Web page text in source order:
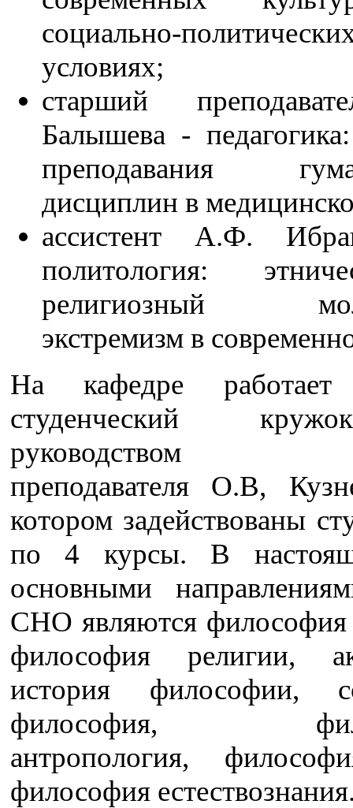
социально-
условиях;
старший
Балышева -
преподавания
дисциплин в
ассистент А.Ф.
политология:
религиозный
экстремизм в
На кафедре работает
студенческий
руководством
преподавателя О.В,
котором задействованы
по 4 курсы. В
основными
СНО являются философия
философия религии,
история философии,
философия,
антропология,
философия